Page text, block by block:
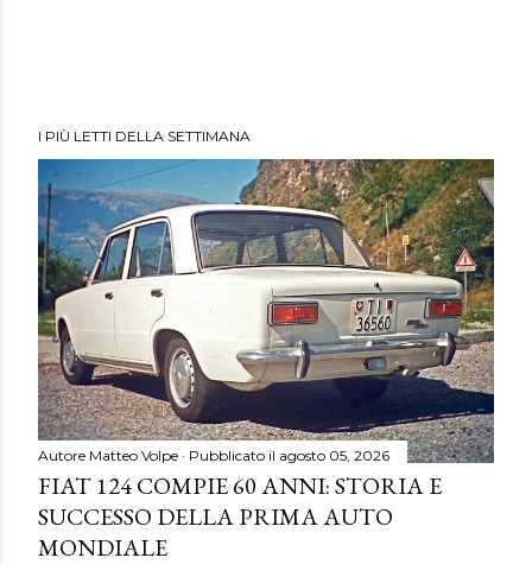
I PIÙ LETTI DELLA SETTIMANA
Autore Matteo Volpe Pubblicato il agosto 05, 2026
FIAT 124 COMPIE 60 ANNI: STORIA E
SUCCESSO DELLA PRIMA AUTO
MONDIALE